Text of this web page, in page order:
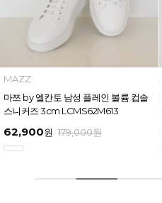
MAZZ
마쯔 by 엘칸토 남성 플레인 볼륨 컵솔
스니커즈 3cm LCMS62M613
62,900원 179,000원